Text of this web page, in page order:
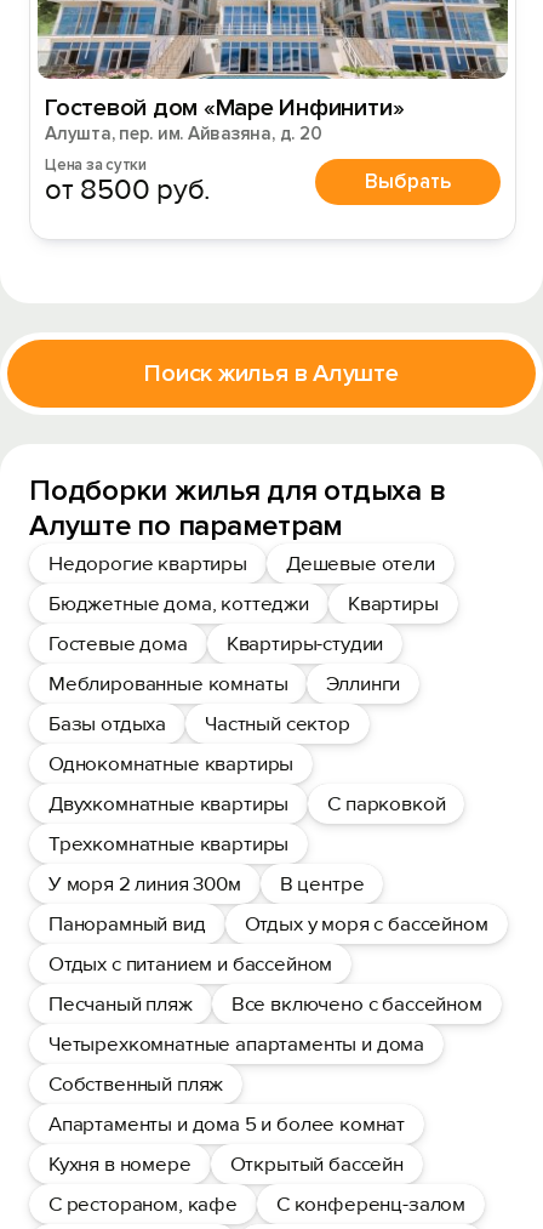
Гостевой дом «Маре Инфинити»
Алушта, пер. им. Айвазяна, д. 20
Цена за сутки
от 8500 руб. Выбрать
Поиск жилья в Алуште
Подборки жилья для отдыха в
Алуште по параметрам
Недорогие квартиры
Дешевые отели
Бюджетные дома, коттеджи
Квартиры
Гостевые дома
Квартиры-студии
Меблированные комнаты
Эллинги
Базы отдыха
Частный сектор
Однокомнатные квартиры
Двухкомнатные квартиры
С парковкой
Трехкомнатные квартиры
У моря 2 линия 300м
В центре
Панорамный вид
Отдых у моря с бассейном
Отдых с питанием и бассейном
Песчаный пляж
Все включено с бассейном
Четырехкомнатные апартаменты и дома
Собственный пляж
Апартаменты и дома 5 и более комнат
Кухня в номере
Открытый бассейн
С рестораном, кафе
С конференц-залом